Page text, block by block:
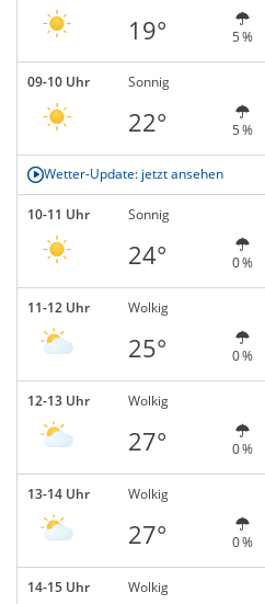
19° 5 %
09-10 Uhr Sonnig
22° 5 %
Wetter-Update: jetzt ansehen
10-11 Uhr Sonnig
24° 0 %
11-12 Uhr Wolkig
25° 0 %
12-13 Uhr Wolkig
27° 0 %
13-14 Uhr Wolkig
27° 0 %
14-15 Uhr Wolkig